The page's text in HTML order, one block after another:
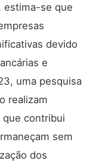
estima-se que
devido
e
uma pesquisa
realizam
que contribui
sem
dos